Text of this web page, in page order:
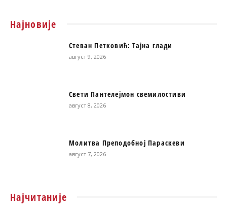
Најновије
Стеван Петковић: Тајна глади
август 9, 2026
Свети Пантелејмон свемилостиви
август 8, 2026
Молитва Преподобној Параскеви
август 7, 2026
Најчитаније